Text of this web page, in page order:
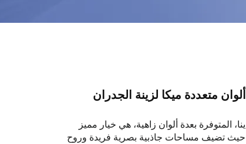
متعددة ميكا لزينة الجدران
المتوفرة بعدة ألوان زاهية، هي خيار مميز
حيث تضيف مساحات جاذبية بصرية فريدة وروح